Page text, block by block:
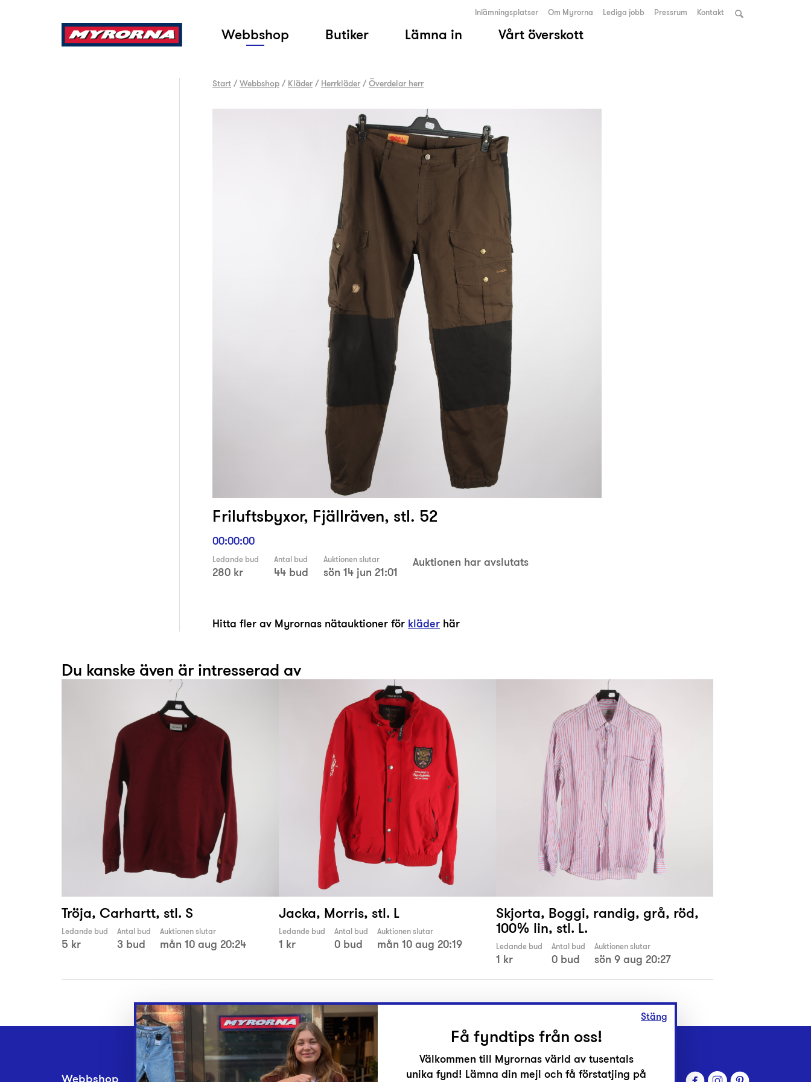
Webbshop Butiker Lämna in Vårt överskott
Inlämningsplatser Om Myrorna Lediga jobb Pressrum Kontakt
Start /Webbshop / Kläder / Herrkläder /Överdelar herr
Friluftsbyxor, Fjällräven, stl. 52
00:00:00
Ledande bud
280 kr
Antal bud
44 bud
Auktionen slutar
sön 14 jun 21:01
Auktionen har avslutats
Hitta fler av Myrornas nätauktioner för kläder här
Du kanske även är intresserad av
Tröja, Carhartt, stl. S
Ledande bud
5 kr
Antal bud
3 bud
Auktionen slutar
mån 10 aug 20:24
Jacka, Morris, stl. L
Ledande bud
1 kr
Antal bud
0 bud
Auktionen slutar
mån 10 aug 20:19
Skjorta, Boggi, randig, grå, röd,
100% lin, stl. L.
Ledande bud
1 kr
Antal bud
0 bud
Auktionen slutar
sön 9 aug 20:27
Stäng
Få fyndtips från oss!
Välkommen till Myrornas värld av tusentals
unika fynd! Lämna din mejl och få förstatjing på